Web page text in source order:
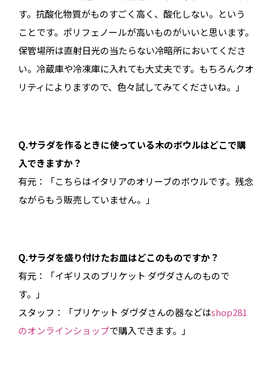
す。抗酸化物質がものすごく高く、酸化しない。という
ことです。ポリフェノールが高いものがいいと思います。
保管場所は直射日光の当たらない冷暗所においてくださ
い。冷蔵庫や冷凍庫に入れても大丈夫です。もちろんクオ
リティによりますので、色々試してみてくださいね。」
Q.サラダを作るときに使っている木のボウルはどこで購
入できますか？
有元：「こちらはイタリアのオリーブのボウルです。残念
ながらもう販売していません。」
Q.サラダを盛り付けたお皿はどこのものですか？
有元：「イギリスのブリケット ダヴダさんのもので
す。」
スタッフ：「ブリケット ダヴダさんの器などはshop281
のオンラインショップで購入できます。」